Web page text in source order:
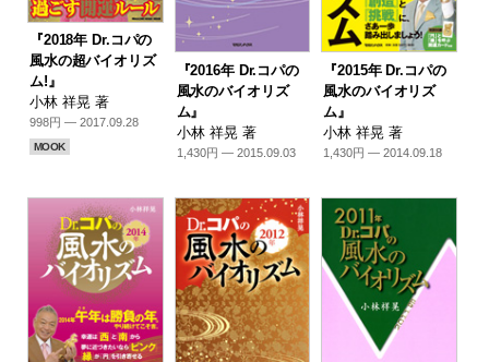
『2018年 Dr.コパの
風水の超バイオリズ
ム!』
小林 祥晃 著
998円 — 2017.09.28
MOOK
『2016年 Dr.コパの
風水のバイオリズ
ム』
小林 祥晃 著
1,430円 — 2015.09.03
『2015年 Dr.コパの
風水のバイオリズ
ム』
小林 祥晃 著
1,430円 — 2014.09.18